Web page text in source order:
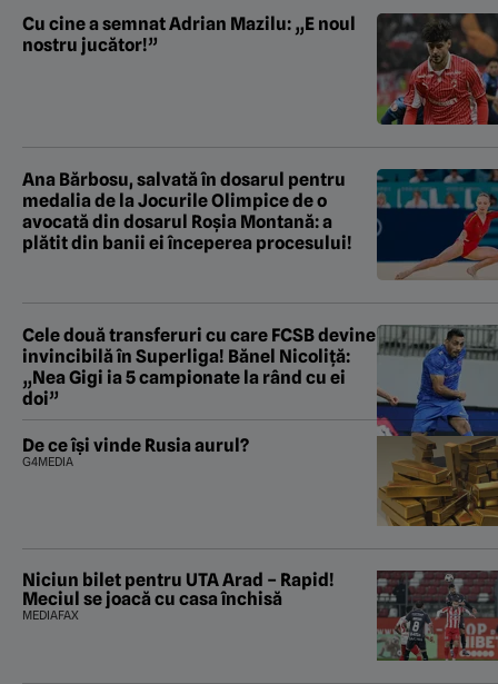
Cu cine a semnat Adrian Mazilu: „E noul
nostru jucător!”
Ana Bărbosu, salvată în dosarul pentru
medalia de la Jocurile Olimpice de o
avocată din dosarul Roșia Montană: a
plătit din banii ei începerea procesului!
Cele două transferuri cu care FCSB devine
invincibilă în Superliga! Bănel Nicoliță:
„Nea Gigi ia 5 campionate la rând cu ei
doi”
De ce își vinde Rusia aurul?
G4MEDIA
Niciun bilet pentru UTA Arad – Rapid!
Meciul se joacă cu casa închisă
MEDIAFAX